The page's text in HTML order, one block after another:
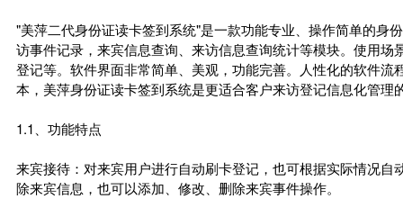
"美萍二代身份证读卡签到系统"是一款功能专业、操作简单的身
访事件记录，来宾信息查询、来访信息查询统计等模块。使用
登记等。软件界面非常简单、美观，功能完善。人性化的软件
本，美萍身份证读卡签到系统是更适合客户来访登记信息化管理
1.1、功能特点
来宾接待：对来宾用户进行自动刷卡登记，也可根据实际情况
除来宾信息，也可以添加、修改、删除来宾事件操作。